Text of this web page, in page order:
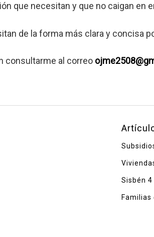
que necesitan y que no caigan en
de la forma más clara y concisa
consultarme al correo
Sisbén 4
Familias